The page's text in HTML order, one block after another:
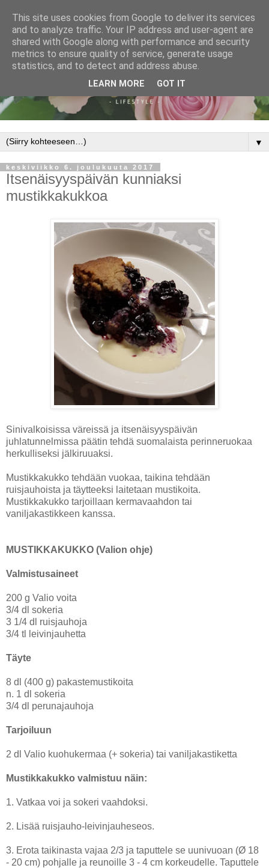
▼
keskiviikko 6. joulukuuta 2017
Itsenäisyyspäivän kunniaksi
mustikkakukkoa
Sinivalkoisissa väreissä ja itsenäisyyspäivän
juhlatunnelmissa päätin tehdä suomalaista perinneruokaa
herkulliseksi jälkiruuaksi.
Mustikkakukko tehdään vuokaa, taikina tehdään
ruisjauhoista ja täytteeksi laitetaan mustikoita.
Mustikkakukko tarjoillaan kermavaahdon tai
vaniljakastikkeen kanssa.
MUSTIKKAKUKKO (Valion ohje)
Valmistusaineet
200 g Valio voita
3/4 dl sokeria
3 1/4 dl ruisjauhoja
3/4 tl leivinjauhetta
Täyte
8 dl (400 g) pakastemustikoita
n. 1 dl sokeria
3/4 dl perunajauhoja
Tarjoiluun
2 dl Valio kuohukermaa (+ sokeria) tai vaniljakastiketta
Mustikkakukko valmistuu näin:
1. Vatkaa voi ja sokeri vaahdoksi.
2. Lisää ruisjauho-leivinjauheseos.
3. Erota taikinasta vajaa 2/3 ja taputtele se uunivuoan (Ø 18
- 20 cm) pohjalle ja reunoille 3 - 4 cm korkeudelle. Taputtele
This site uses cookies from Google to deliver its services
and to analyze traffic. Your IP address and user-agent are
shared with Google along with performance and security
metrics to ensure quality of service, generate usage
statistics, and to detect and address abuse.
LEARN MORE GOT IT